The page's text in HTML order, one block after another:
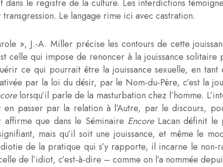
dans le registre de la culture. Les interdictions
Le langage rime ici avec castration.
», J.-A. Miller précise les contours de cette
celle qui impose de renoncer à la jouissance
ce qui pourrait être la jouissance sexuelle, en tant
par la loi du désir, par le Nom-du-Père, c’est la
lorsqu’il parle de la masturbation chez l’homme.
passer par la relation à l’Autre, par le discours,
que dans le Séminaire EncoreLacan définit le
mais qu’il soit une jouissance, et même le
de la pratique qui s’y rapporte, il incarne le non-
de l’idiot, c’est-à-dire – comme on l’a nommée